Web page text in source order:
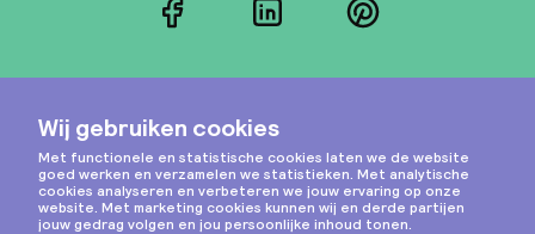
FacebookLinkedInPinterest
Instagram